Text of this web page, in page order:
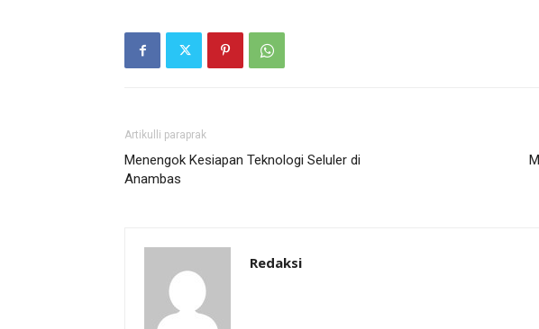
Artikulli paraprak
Menengok Kesiapan Teknologi Seluler di
Anambas
Redaksi